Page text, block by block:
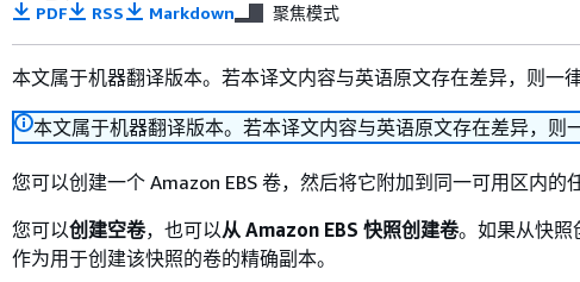
PDF RSS Markdown 聚焦模式
本文属于机器翻译版本。若本译文内容与英语原文存在差异，则一
本文属于机器翻译版本。若本译文内容与英语原文存在差异，则
您可以创建一个 Amazon EBS 卷，然后将它附加到同一可用区内的
您可以创建空卷，也可以从 Amazon EBS 快照创建卷。如果从快照
作为用于创建该快照的卷的精确副本。